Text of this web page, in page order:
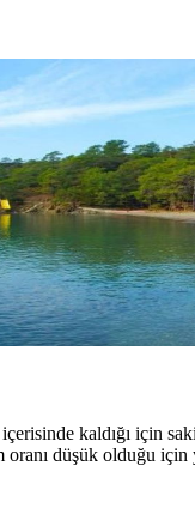
kaldığı için
düşük olduğu için